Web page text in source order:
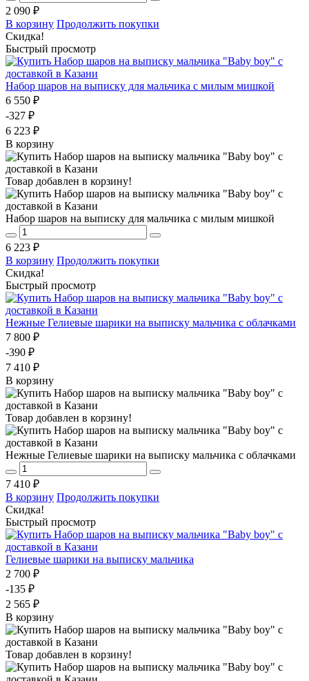
2 090 ₽
В корзину Продолжить покупки
Скидка!
Быстрый просмотр
Набор шаров на выписку для мальчика с милым мишкой
6 550 ₽
-327 ₽
6 223 ₽
В корзину
Товар добавлен в корзину!
Набор шаров на выписку для мальчика с милым мишкой
6 223 ₽
В корзину Продолжить покупки
Скидка!
Быстрый просмотр
Нежные Гелиевые шарики на выписку мальчика с облачками
7 800 ₽
-390 ₽
7 410 ₽
В корзину
Товар добавлен в корзину!
Нежные Гелиевые шарики на выписку мальчика с облачками
7 410 ₽
В корзину Продолжить покупки
Скидка!
Быстрый просмотр
Гелиевые шарики на выписку мальчика
2 700 ₽
-135 ₽
2 565 ₽
В корзину
Товар добавлен в корзину!